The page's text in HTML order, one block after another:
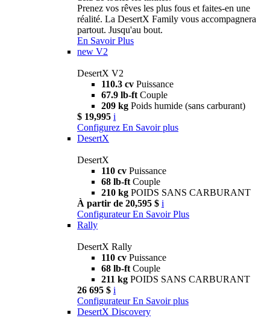
Prenez vos rêves les plus fous et faites-en une
réalité. La DesertX Family vous accompagnera
partout. Jusqu'au bout.
En Savoir Plus
new V2
DesertX V2
110.3 cv Puissance
67.9 lb-ft Couple
209 kg Poids humide (sans carburant)
$ 19,995 i
Configurez En Savoir plus
DesertX
DesertX
110 cv Puissance
68 lb-ft Couple
210 kg POIDS SANS CARBURANT
À partir de 20,595 $ i
Configurateur En Savoir Plus
Rally
DesertX Rally
110 cv Puissance
68 lb-ft Couple
211 kg POIDS SANS CARBURANT
26 695 $ i
Configurateur En Savoir plus
DesertX Discovery